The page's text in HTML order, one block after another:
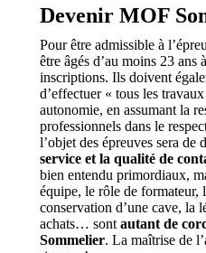
Devenir MOF
Pour être admissible à
être âgés d’au moins 23 ans
inscriptions. Ils doivent
d’effectuer « tous les
autonomie, en assumant la
professionnels dans le
l’objet des épreuves sera de
service et la qualité de
bien entendu primordiaux,
équipe, le rôle de formateur,
conservation d’une cave, la
achats… sont autant de
Sommelier. La maîtrise de